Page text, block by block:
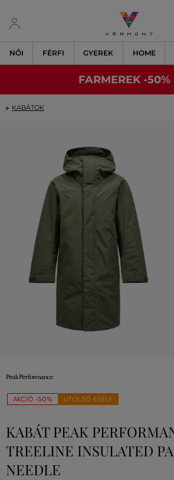
NŐI FÉRFI GYEREK HOME
FARMEREK -50%
KABÁTOK
AKCIÓ -50% UTOLSÓ ESÉLY
KABÁT PEAK
TREELINE INSULATED
NEEDLE